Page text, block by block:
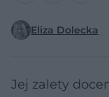
Eliza Dolecka
Jej zalety